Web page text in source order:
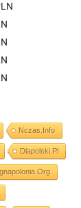
Nczas.info
Dlapolski.pl